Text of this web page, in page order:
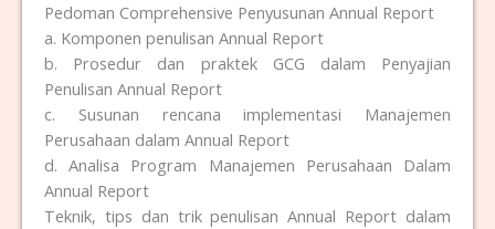
Pedoman Comprehensive Penyusunan Annual Report
a. Komponen penulisan Annual Report
b. Prosedur dan praktek GCG dalam Penyajian
Penulisan Annual Report
c. Susunan rencana implementasi Manajemen
Perusahaan dalam Annual Report
d. Analisa Program Manajemen Perusahaan Dalam
Annual Report
Teknik, tips dan trik penulisan Annual Report dalam